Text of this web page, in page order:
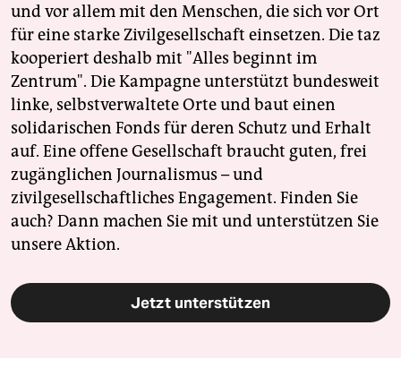
und vor allem mit den Menschen, die sich vor Ort
für eine starke Zivilgesellschaft einsetzen. Die taz
kooperiert deshalb mit "Alles beginnt im
Zentrum". Die Kampagne unterstützt bundesweit
linke, selbstverwaltete Orte und baut einen
solidarischen Fonds für deren Schutz und Erhalt
auf. Eine offene Gesellschaft braucht guten, frei
zugänglichen Journalismus – und
zivilgesellschaftliches Engagement. Finden Sie
auch? Dann machen Sie mit und unterstützen Sie
unsere Aktion.
Jetzt unterstützen